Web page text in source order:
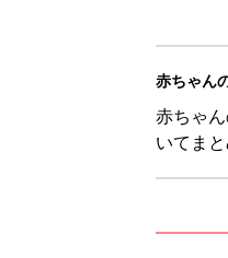
赤ちゃん
赤ちゃ
いてま